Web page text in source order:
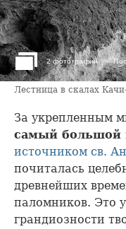
2 фотографии
Лестница в скалах
За укрепленным
самый большой
источником св.
почиталась
древнейших
паломников. Это
грандиозности